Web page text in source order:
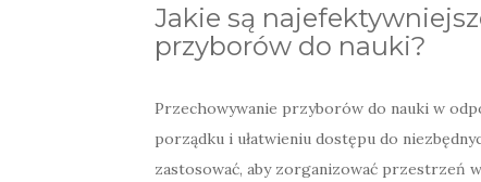
Jakie są
przyborów do nauki?
Przechowywanie przyborów do nauki w
porządku i ułatwieniu dostępu do
zastosować, aby zorganizować przestrzeń